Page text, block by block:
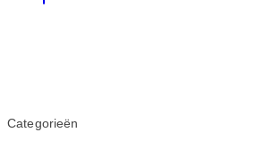
Categorieën